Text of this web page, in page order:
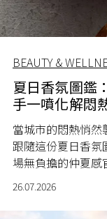
BEAUTY &
夏日香氛圖鑑
手一噴化解悶
當城市的悶熱悄然
跟隨這份夏日香
場無負擔的仲夏感
26.07.2026